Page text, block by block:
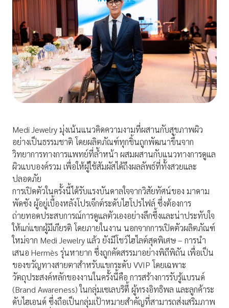
Medi Jewelry มุ่งเน้นแนวคิดความงามที่ผสานกับสุขภาพผิว
อย่างเป็นธรรมชาติ โดยผลิตภัณฑ์ทุกชิ้นถูกพัฒนาขึ้นจาก
วิทยาการทางการแพทย์ที่ล้ำหน้า ผสมผสานกับแนวทางการดูแล
ผิวแบบองค์รวม เพื่อให้ผู้ใช้สัมผัสได้ถึงผลลัพธ์ที่ทั้งสวยและ
ปลอดภัย
การเปิดตัวในครั้งนี้ได้รับแรงบันดาลใจจากวิสัยทัศน์ของ มาดาม
พัดซัง ผู้อยู่เบื้องหลังโปรเจ็กต์ระดับไฮโปรไฟล์ ซึ่งต้องการ
ถ่ายทอดประสบการณ์การดูแลตัวเองอย่างลึกซึ้งและน่าประทับใจ
ให้แก่แขกผู้มีเกียรติ โดยภายในงาน นอกจากการเปิดตัวผลิตภัณฑ์
ใหม่จาก Medi Jewelry แล้ว ยังมีโชว์ไฮไลต์สุดพิเศษ – การนำ
เสนอ Hermès รุ่นหายาก ซึ่งถูกคัดสรรมาอย่างพิถีพิถัน เพื่อเป็น
ของขวัญทางสายตาสำหรับแขกระดับ VVIP โดยเฉพาะ
วัตถุประสงค์หลักของงานในครั้งนี้คือ การสร้างการรับรู้แบรนด์
(Brand Awareness) ในกลุ่มเซเลบริตี้ ผู้ทรงอิทธิพล และลูกค้าระ
ดับไฮเอนด์ ซึ่งถือเป็นกลุ่มเป้าหมายสำคัญที่สามารถส่งเสริมภาพ